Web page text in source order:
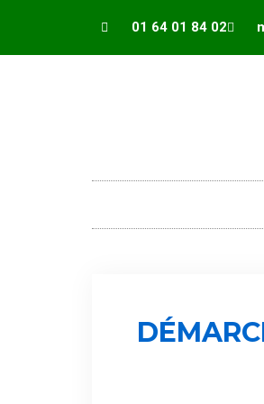
01 64 01 84 02